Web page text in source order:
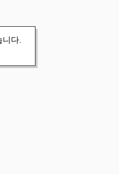
니다.